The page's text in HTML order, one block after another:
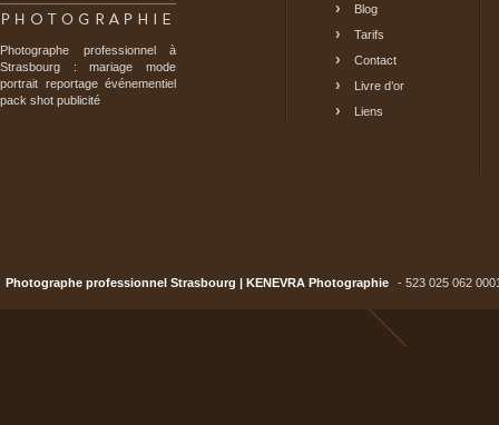
Photographe professionnel à
Strasbourg : mariage mode
portrait reportage événementiel
pack shot publicité
Blog
Tarifs
Contact
Livre d’or
Liens
Photographe professionnel Strasbourg | KENEVRA Photographie - 523 025 062